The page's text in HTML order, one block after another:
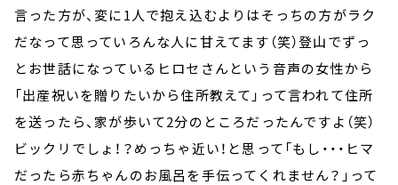
言った方が、変に1人で抱え込むよりはそっちの方がラク
だなって思っていろんな人に甘えてます（笑）登山でずっ
とお世話になっているヒロセさんという音声の女性から
「出産祝いを贈りたいから住所教えて」って言われて住所
を送ったら、家が歩いて2分のところだったんですよ（笑）
ビックリでしょ！？めっちゃ近い！と思って「もし・・・ヒマ
だったら赤ちゃんのお風呂を手伝ってくれません？」って